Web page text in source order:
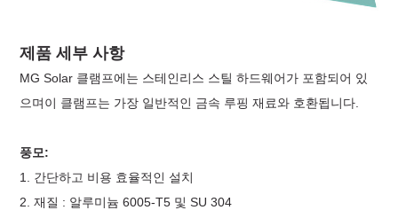
제품 세부 사항
MG Solar 클램프에는 스테인리스 스틸 하드웨어가 포함되어 있
으며이 클램프는 가장 일반적인 금속 루핑 재료와 호환됩니다.
풍모:
1. 간단하고 비용 효율적인 설치
2. 재질 : 알루미늄 6005-T5 및 SU 304